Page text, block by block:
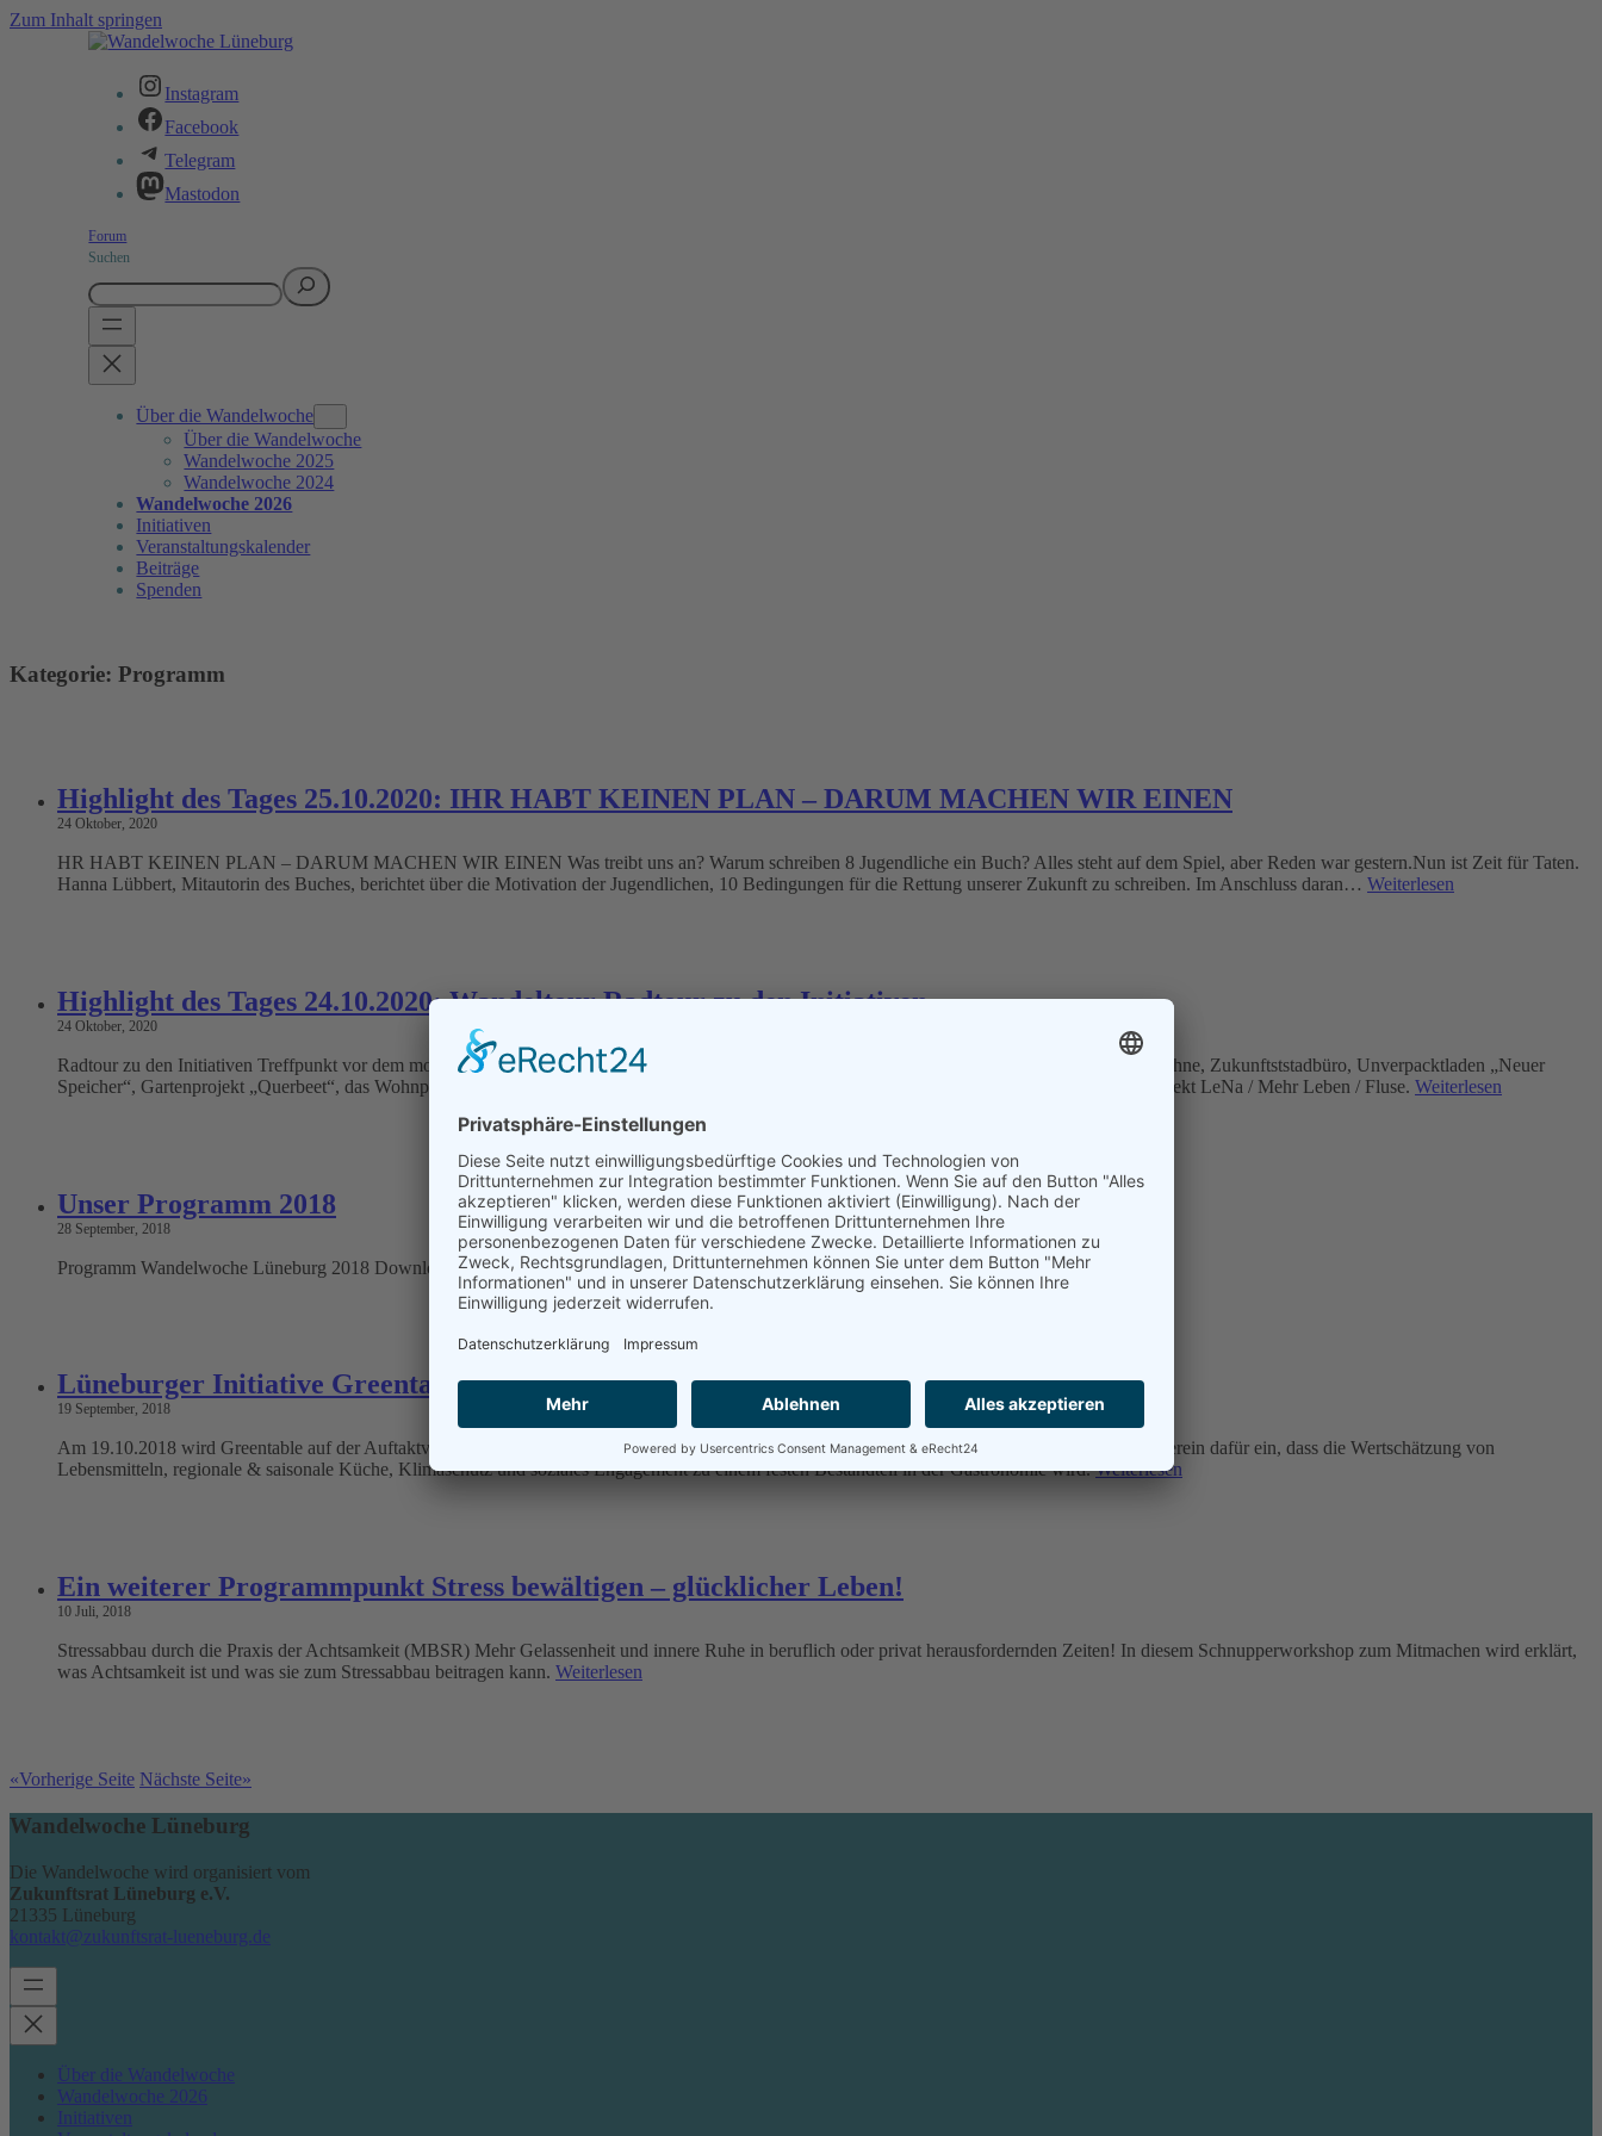
Zum Inhalt springen
Instagram
Facebook
Telegram
Mastodon
Forum
Suchen
Über die Wandelwoche
Über die Wandelwoche
Wandelwoche 2025
Wandelwoche 2024
Wandelwoche 2026
Initiativen
Veranstaltungskalender
Beiträge
Spenden
Kategorie: Programm
Highlight des Tages 25.10.2020: IHR HABT KEINEN PLAN – DARUM MACHEN WIR EINEN
24 Oktober, 2020
HR HABT KEINEN PLAN – DARUM MACHEN WIR EINEN Was treibt uns an? Warum schreiben 8 Jugendliche ein Buch? Alles steht auf dem Spiel, aber Reden war gestern.Nun ist Zeit für Taten.
Hanna Lübbert, Mitautorin des Buches, berichtet über die Motivation der Jugendlichen, 10 Bedingungen für die Rettung unserer Zukunft zu schreiben. Im Anschluss daran… Weiterlesen
Highlight des Tages 24.10.2020: Wandeltour Radtour zu den Initiativen
24 Oktober, 2020
Radtour zu den Initiativen Treffpunkt vor dem mosaique Katzenstraße 1 Wir besuchen mit dem Fahrrad Initiativen mosaique, janun, Avenir/Lühnebohne, Zukunftststadbüro, Unverpacktladen „Neuer
Speicher“, Gartenprojekt „Querbeet“, das Wohnprojektekontor, Cradel To Cradel, Animal Rights Watch (Ariwa), BI Grüngürtel West und Wohnprojekt LeNa / Mehr Leben / Fluse. Weiterlesen
Unser Programm 2018
28 September, 2018
Programm Wandelwoche Lüneburg 2018 Download Programm_Wandelwoche_2018Weiterlesen
Lüneburger Initiative Greentable erhält bundesweiten Nachhaltigkeitspreis
19 September, 2018
Am 19.10.2018 wird Greentable auf der Auftaktveranstaltung mit dem Nachhaltigkeitspreis ausgezeichnet! Seit 2015 setzt sich der gemeinnützige Verein dafür ein, dass die Wertschätzung von
Lebensmitteln, regionale & saisonale Küche, Klimaschutz und soziales Engagement zu einem festen Bestandteil in der Gastronomie wird.Weiterlesen
Ein weiterer Programmpunkt Stress bewältigen – glücklicher Leben!
10 Juli, 2018
Stressabbau durch die Praxis der Achtsamkeit (MBSR) Mehr Gelassenheit und innere Ruhe in beruflich oder privat herausfordernden Zeiten! In diesem Schnupperworkshop zum Mitmachen wird erklärt,
was Achtsamkeit ist und was sie zum Stressabbau beitragen kann. Weiterlesen
«Vorherige Seite Nächste Seite»
Wandelwoche Lüneburg
Die Wandelwoche wird organisiert vom
Zukunftsrat Lüneburg e.V.
21335 Lüneburg
kontakt@zukunftsrat-lueneburg.de
Über die Wandelwoche
Wandelwoche 2026
Initiativen